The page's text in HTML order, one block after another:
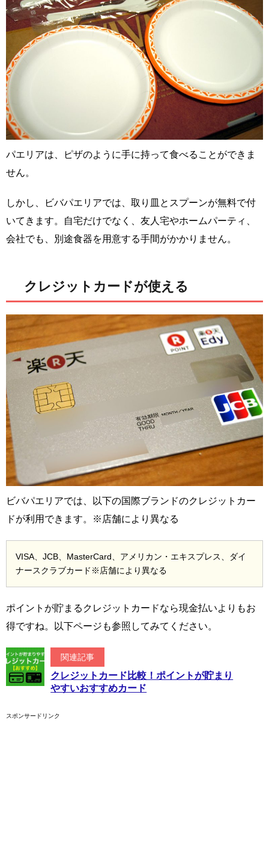
パエリアは、ピザのように手に持って食べることができま
せん。
しかし、ビバパエリアでは、取り皿とスプーンが無料で付
いてきます。自宅だけでなく、友人宅やホームパーティ、
会社でも、別途食器を用意する手間がかかりません。
クレジットカードが使える
ビバパエリアでは、以下の国際ブランドのクレジットカー
ドが利用できます。※店舗により異なる
VISA、JCB、MasterCard、アメリカン・エキスプレス、ダイ
ナースクラブカード※店舗により異なる
ポイントが貯まるクレジットカードなら現金払いよりもお
得ですね。以下ページも参照してみてください。
関連記事
クレジットカード比較！ポイントが貯まり
やすいおすすめカード
スポンサードリンク